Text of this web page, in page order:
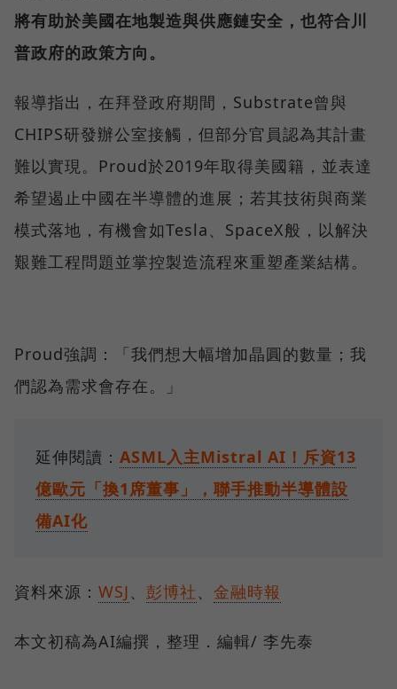
將有助於美國在地製造與供應鏈安全，也符合川
普政府的政策方向。
報導指出，在拜登政府期間，Substrate曾與
CHIPS研發辦公室接觸，但部分官員認為其計畫
難以實現。Proud於2019年取得美國籍，並表達
希望遏止中國在半導體的進展；若其技術與商業
模式落地，有機會如Tesla、SpaceX般，以解決
艱難工程問題並掌控製造流程來重塑產業結構。
Proud強調：「我們想大幅增加晶圓的數量；我
們認為需求會存在。」
延伸閱讀： ASML入主Mistral AI！斥資13
億歐元「換1席董事」，聯手推動半導體設
備AI化
資料來源： WSJ 彭博社 金融時報
本文初稿為AI編撰，整理．編輯/ 李先泰